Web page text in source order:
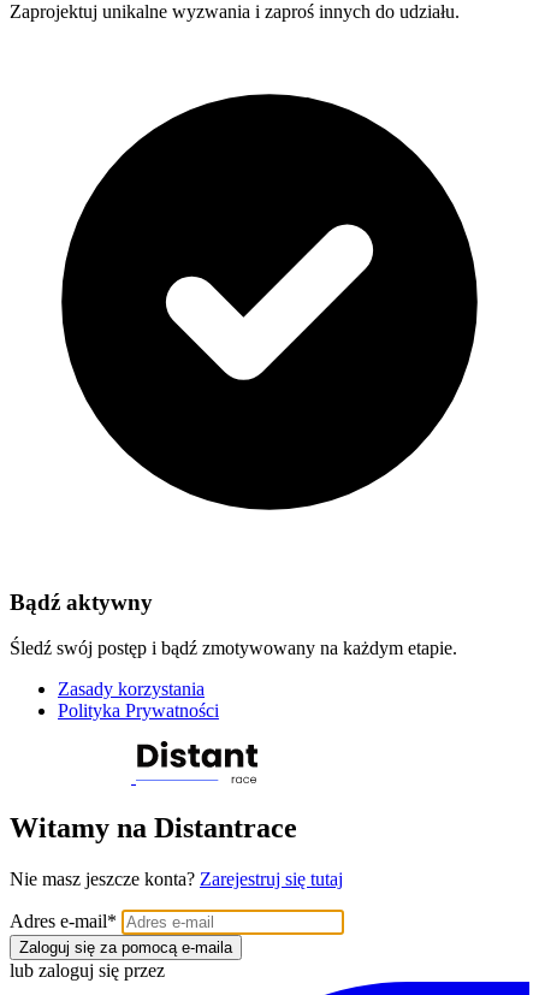
Zaprojektuj unikalne wyzwania i zaproś innych do udziału.
Bądź aktywny
Śledź swój postęp i bądź zmotywowany na każdym etapie.
Zasady korzystania
Polityka Prywatności
Witamy na Distantrace
Nie masz jeszcze konta? Zarejestruj się tutaj
Adres e-mail*
Zaloguj się za pomocą e-maila
lub zaloguj się przez